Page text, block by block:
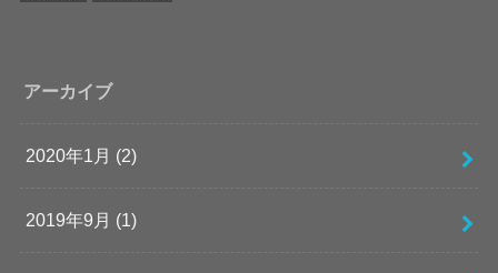
アーカイブ
2020年1月 (2)
2019年9月 (1)